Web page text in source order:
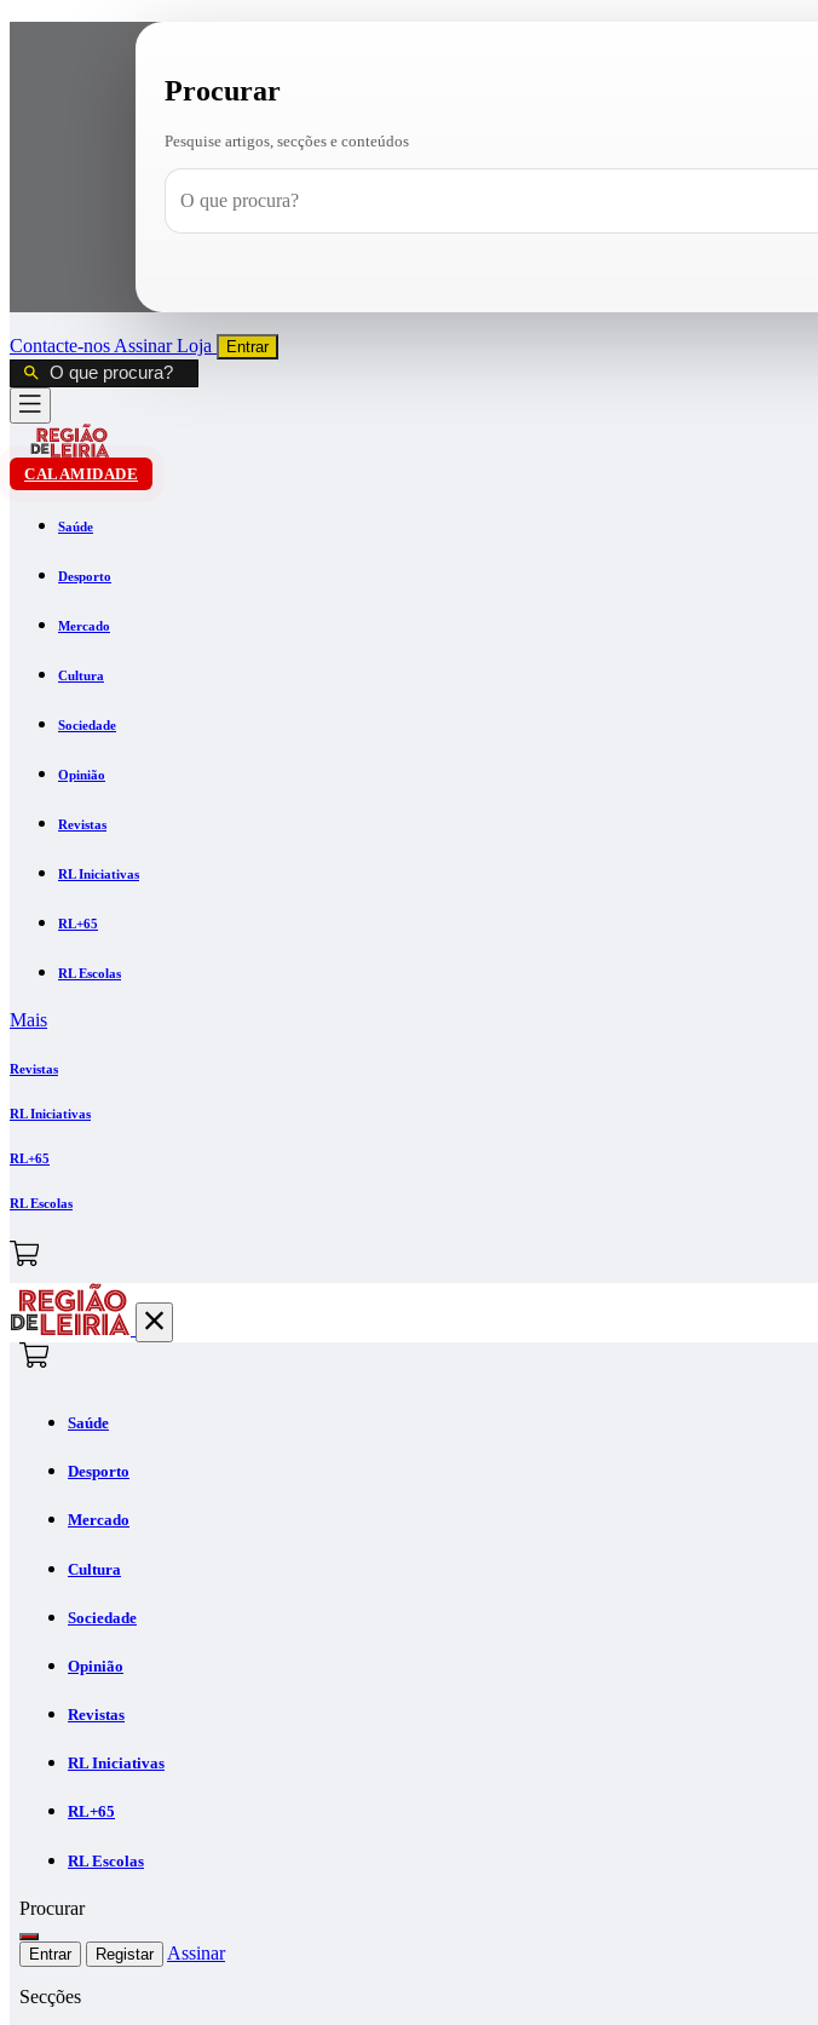
Procurar
Pesquise artigos, secções e conteúdos
Contacte-nos AssinarLoja Entrar
CALAMIDADE
Saúde
Desporto
Mercado
Cultura
Sociedade
Opinião
Revistas
RL Iniciativas
RL+65
RL Escolas
Mais
Revistas
RL Iniciativas
RL+65
RL Escolas
Saúde
Desporto
Mercado
Cultura
Sociedade
Opinião
Revistas
RL Iniciativas
RL+65
RL Escolas
Procurar
Entrar Registar Assinar
Secções